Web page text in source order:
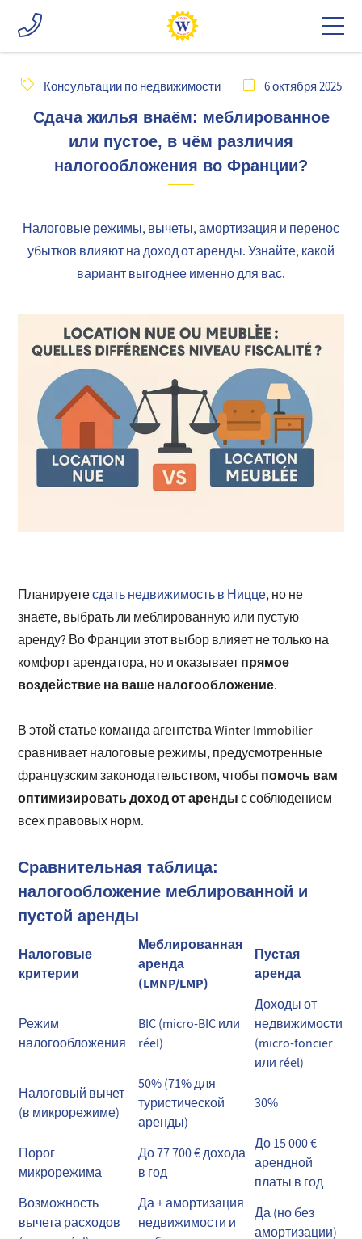
Консультации по недвижимости 6 октября 2025
Сдача жилья внаём: меблированное
или пустое, в чём различия
налогообложения во Франции?
Налоговые режимы, вычеты, амортизация и перенос
убытков влияют на доход от аренды. Узнайте, какой
вариант выгоднее именно для вас.
Планируетесдать недвижимость в Ницце, но не
знаете, выбрать ли меблированную или пустую
аренду? Во Франции этот выбор влияет не только на
комфорт арендатора, но и оказывает прямое
воздействие на ваше налогообложение.
В этой статье команда агентства Winter Immobilier
сравнивает налоговые режимы, предусмотренные
французским законодательством, чтобы помочь вам
оптимизировать доход от аренды с соблюдением
всех правовых норм.
Сравнительная таблица:
налогообложение меблированной и
пустой аренды
Налоговые
критерии
Меблированная
аренда
(LMNP/LMP)
Пустая
аренда
Режим
налогообложения
BIC (micro-BIC или
réel)
Доходы от
недвижимости
(micro-foncier
или réel)
Налоговый вычет
(в микрорежиме)
50% (71% для
туристической
аренды)
30%
Порог
микрорежима
До 77 700 € дохода
в год
До 15 000 €
арендной
платы в год
Возможность
вычета расходов
Да + амортизация
недвижимости и
Да (но без
амортизации)